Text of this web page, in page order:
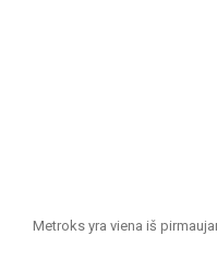
Metroks yra viena iš